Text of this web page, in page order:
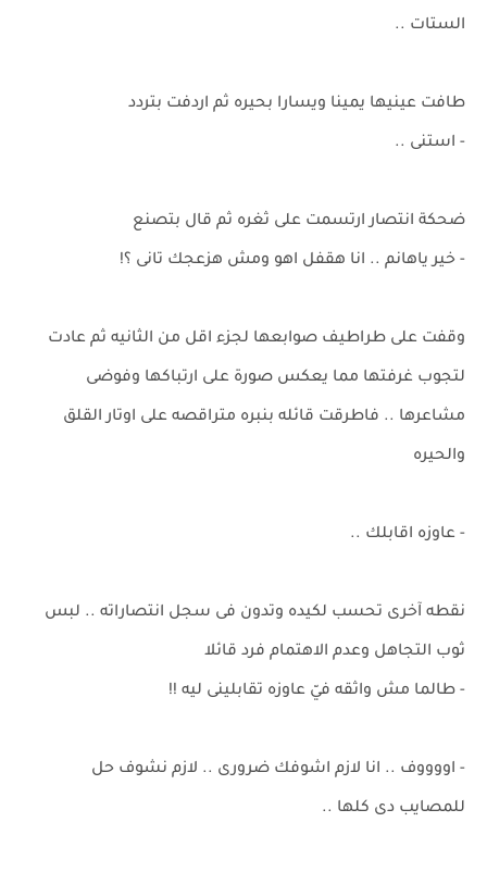
الستات ..
طافت عينيها يمينا ويسارا بحيره ثم اردفت بتردد
- استنى ..
ضحكة انتصار ارتسمت على ثغره ثم قال بتصنع
- خير ياهانم .. انا هقفل اهو ومش هزعجك تانى ؟!
وقفت على طراطيف صوابعها لجزء اقل من الثانيه ثم عادت
لتجوب غرفتها مما يعكس صورة على ارتباكها وفوضى
مشاعرها .. فاطرقت قائله بنبره متراقصه على اوتار القلق
والحيره
- عاوزه اقابلك ..
نقطه آخرى تحسب لكيده وتدون فى سجل انتصاراته .. لبس
ثوب التجاهل وعدم الاهتمام فرد قائلا
- طالما مش واثقه فيّ عاوزه تقابلينى ليه !!
- اووووف .. انا لازم اشوفك ضرورى .. لازم نشوف حل
للمصايب دى كلها ..